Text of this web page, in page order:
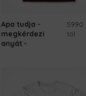
Apa tudja -
megkérdezi
anyát
5990
tól